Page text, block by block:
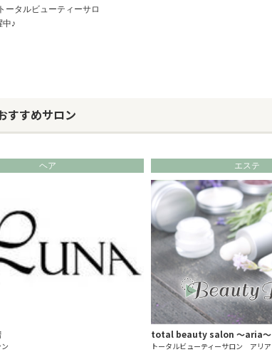
ータルビューティーサロ
中♪
すすめサロン
ヘア エステ
total beauty salon ～aria～
トータルビューティーサロン アリア